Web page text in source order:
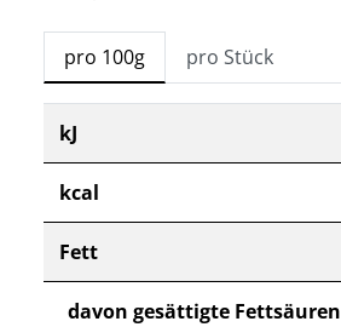
pro 100g pro Stück
kJ
kcal
Fett
davon gesättigte Fettsäuren